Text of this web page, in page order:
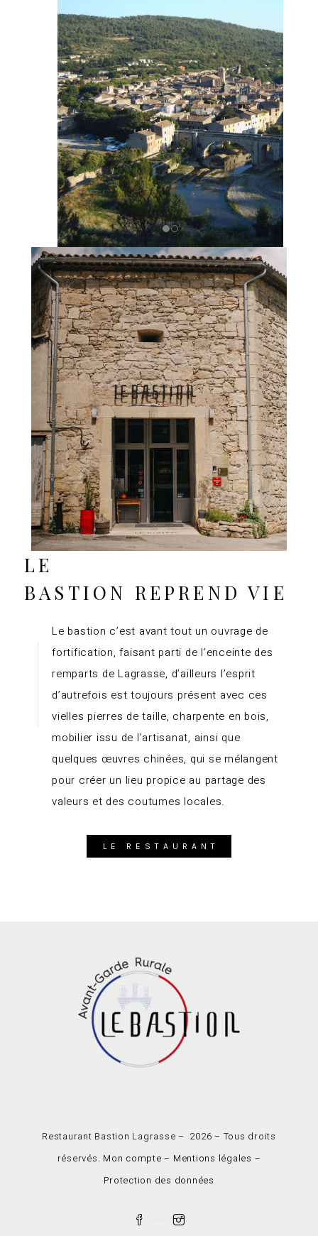
LE
BASTION REPREND VIE
Le bastion c’est avant tout un ouvrage de
fortification, faisant parti de l’enceinte des
remparts de Lagrasse, d’ailleurs l’esprit
d’autrefois est toujours présent avec ces
vielles pierres de taille, charpente en bois,
mobilier issu de l’artisanat, ainsi que
quelques œuvres chinées, qui se mélangent
pour créer un lieu propice au partage des
valeurs et des coutumes locales.
LE RESTAURANT
Restaurant Bastion Lagrasse – 2026 – Tous droits
réservés. Mon compte – Mentions légales –
Protection des données